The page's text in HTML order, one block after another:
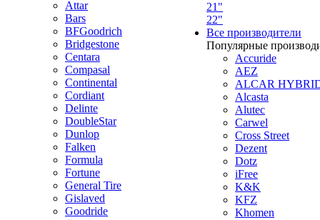
Attar
Bars
BFGoodrich
Bridgestone
Centara
Compasal
Continental
Cordiant
Delinte
DoubleStar
Dunlop
Falken
Formula
Fortune
General Tire
Gislaved
Goodride
21"
22"
Все производители
Популярные
Accuride
AEZ
ALCAR
Alcasta
Alutec
Carwel
Cross Street
Dezent
Dotz
iFree
K&K
KFZ
Khomen